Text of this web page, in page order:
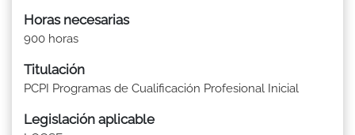
Horas necesarias
900 horas
Titulación
PCPI Programas de Cualificación Profesional Inicial
Legislación aplicable